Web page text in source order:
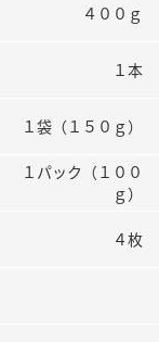
検索
製造所固有記号一覧
４００ｇ
１本
１袋（１５０ｇ）
１パック（１００
ｇ）
４枚